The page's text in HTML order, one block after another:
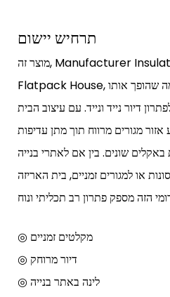
תרחיש יישום
מוצר זה, Manufacturer Insulation Custom Insulation
Flatpack House, מיועד להרכבה קלה ומהירה, מה שהופך אותו
דיור נייד ונייד. עם עיצוב הבית
מציע אזור מגורים מרווח תוך מתן עדיפות
באקלים שונים. בין אם לאתרי בנייה
או למגורים זמניים, בית האריזה
◎ דיור מרוחק
◎ לינה באתר בנייה